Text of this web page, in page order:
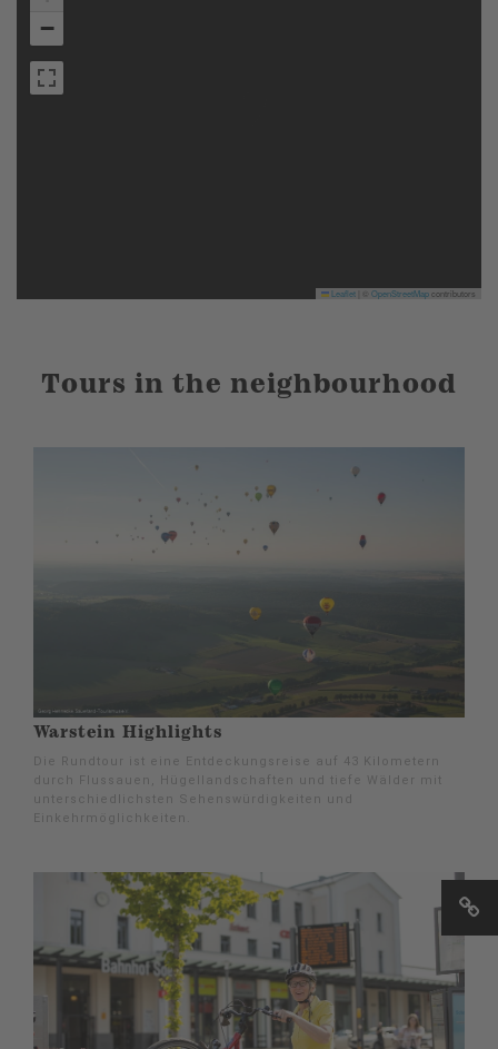
−
Leaflet OpenStreetMapcontributors
Tours in the neighbourhood
Warstein Highlights
Die Rundtour ist eine Entdeckungsreise auf 43 Kilometern
durch Flussauen, Hügellandschaften und tiefe Wälder mit
unterschiedlichsten Sehenswürdigkeiten und
Einkehrmöglichkeiten.